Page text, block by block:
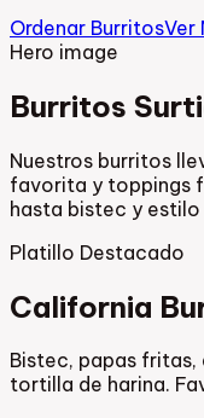
Ordenar BurritosVer
Hero image
Burritos
Nuestros burritos
favorita y toppings
hasta bistec y
Platillo Destacado
California
Bistec, papas fritas,
tortilla de harina.